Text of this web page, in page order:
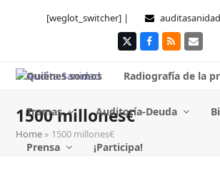
[weglot_switcher] |
TwitterFacebook
RSS Correo
Quiénes somos
Radiografía de la
Tramas Auditoría-Deuda
Prensa ¡Participa!
1500 millones€
Home » 1500 millones€